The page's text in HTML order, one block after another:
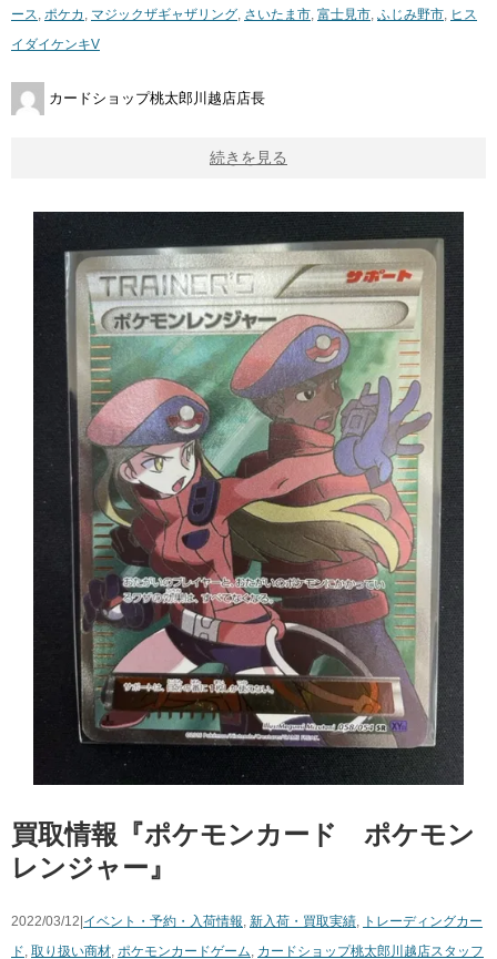
ース, ポケカ , マジックザギャザリング, さいたま市, 富士見市, ふじみ野市, ヒス
イダイケンキV
カードショップ桃太郎川越店店長
続きを見る
買取情報『ポケモンカード ポケモン
レンジャー』
2022/03/12| イベント・予約・入荷情報, 新入荷・買取実績, トレーディングカー
ド, 取り扱い商材, ポケモンカードゲーム, カードショップ桃太郎川越店スタッフ